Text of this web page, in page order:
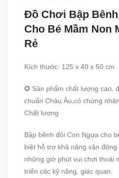
Đồ Chơi Bập
Cho Bé Mầm Non
Rẻ
Kích thước: 125 x 40 x 50 cm
✪ Sản phẩm chất lượng cao,
chuẩn Châu Âu,có chứng
Chất lượng
Bập bênh đôi Con Ngựa cho
biệt hỗ trợ khả năng vận
những giờ phút vui chơi thoải
triển các kỹ năng, giác quan.